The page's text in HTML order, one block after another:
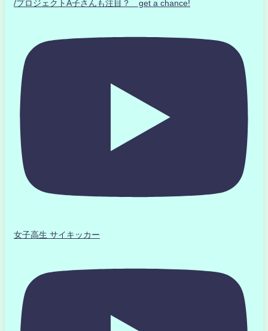
/プロジェクトA子さんも注目？ get a chance!
女子高生 サイキッカー